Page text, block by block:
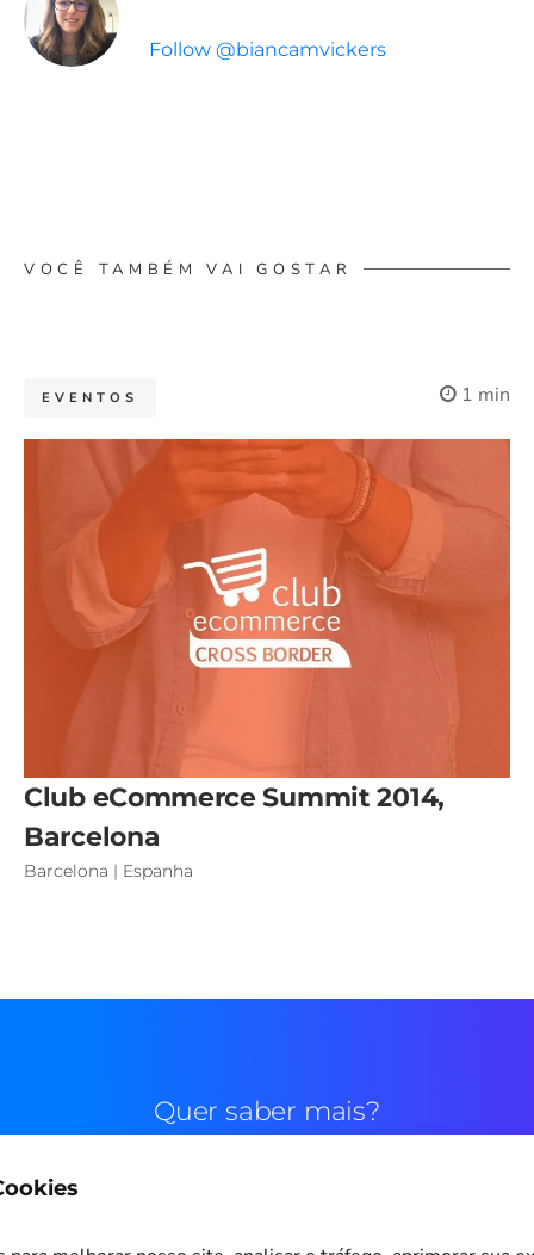
Follow @biancamvickers
VOCÊ TAMBÉM VAI GOSTAR
EVENTOS 1 min
Club eCommerce Summit 2014,
Barcelona
Barcelona | Espanha
Quer saber mais?